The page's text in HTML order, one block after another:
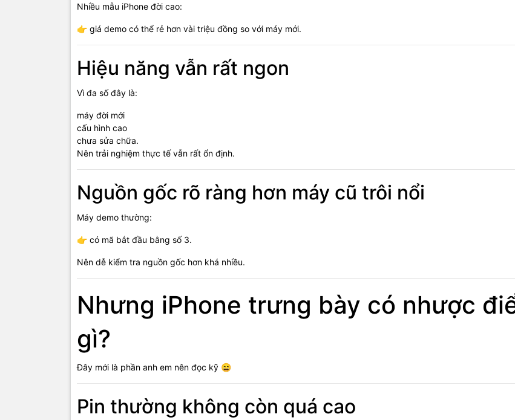
Nhiều mẫu iPhone đời cao:
👉 giá demo có thể rẻ hơn vài triệu đồng so với máy mới.
Hiệu năng vẫn rất ngon
Vì đa số đây là:
máy đời mới
cấu hình cao
chưa sửa chữa.
Nên trải nghiệm thực tế vẫn rất ổn định.
Nguồn gốc rõ ràng hơn máy cũ trôi nổi
Máy demo thường:
👉 có mã bắt đầu bằng số 3.
Nên dễ kiểm tra nguồn gốc hơn khá nhiều.
Nhưng iPhone trưng bày có nhược
gì?
Đây mới là phần anh em nên đọc kỹ 😄
Pin thường không còn quá cao